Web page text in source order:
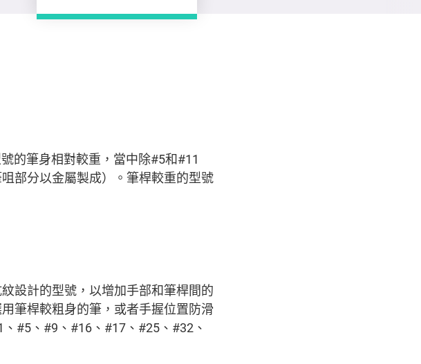
的筆身相對較重，當中除#5和#11
部分以金屬製成）。筆桿較重的型號
設計的型號，以增加手部和筆桿間的
筆桿較粗身的筆，或者手握位置防滑
#5、#9、#16、#17、#25、#32、